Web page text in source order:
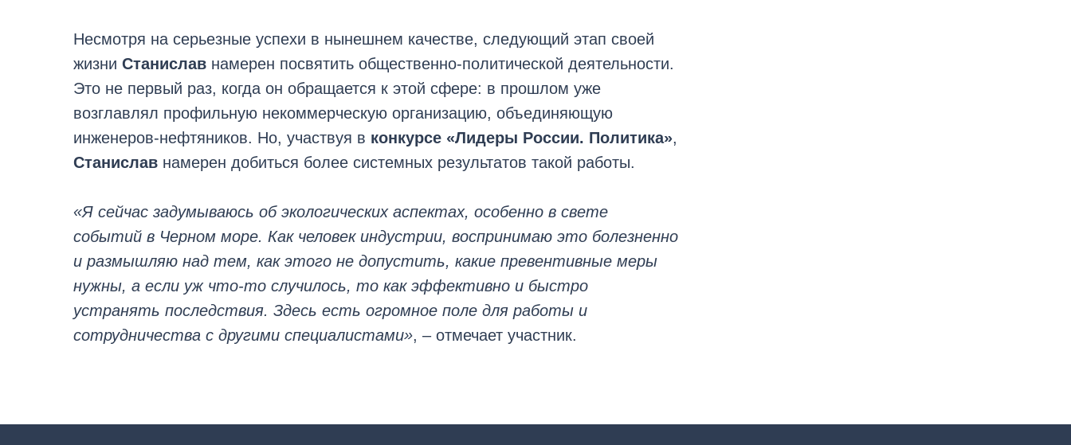
Несмотря на серьезные успехи в нынешнем качестве, следующий этап своей
жизни Станислав намерен посвятить общественно-политической деятельности.
Это не первый раз, когда он обращается к этой сфере: в прошлом уже
возглавлял профильную некоммерческую организацию, объединяющую
инженеров-нефтяников. Но, участвуя в конкурсе «Лидеры России. Политика»,
Станислав намерен добиться более системных результатов такой работы.
«Я сейчас задумываюсь об экологических аспектах, особенно в свете
событий в Черном море. Как человек индустрии, воспринимаю это болезненно
и размышляю над тем, как этого не допустить, какие превентивные меры
нужны, а если уж что-то случилось, то как эффективно и быстро
устранять последствия. Здесь есть огромное поле для работы и
сотрудничества с другими специалистами», – отмечает участник.